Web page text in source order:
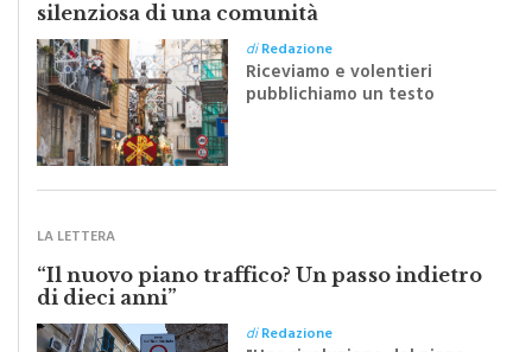
Monreale e il suo Crocifisso: la forza
silenziosa di una comunità
diRedazione
Riceviamo e volentieri
Sapienza all'indomani della
LA LETTERA
“Il nuovo piano traffico? Un passo indietro
di dieci anni”